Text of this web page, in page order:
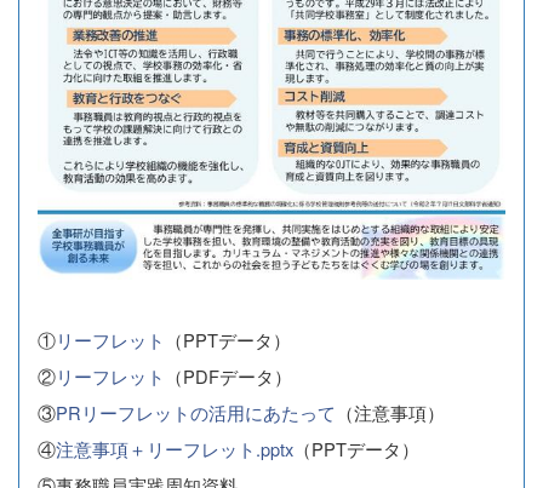
①リーフレット （PPTデータ）
②リーフレット （PDFデータ）
③PRリーフレットの活用にあたって （注意事項）
④注意事項＋リーフレット.pptx （PPTデータ）